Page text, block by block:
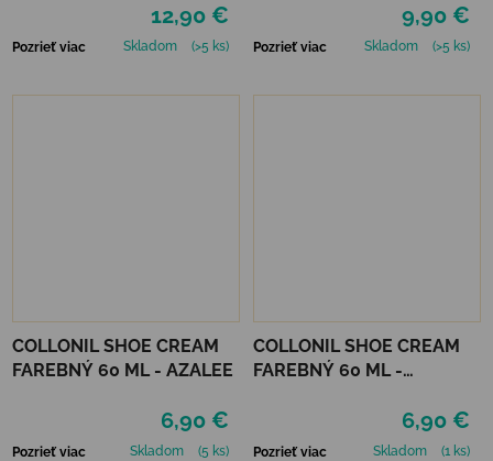
12,90 €
Pozrieť viac Skladom (>5 ks)
9,90 €
Pozrieť viac Skladom (>5 ks)
COLLONIL SHOE CREAM
FAREBNÝ 60 ML - AZALEE
6,90 €
Pozrieť viac Skladom (5 ks)
COLLONIL SHOE CREAM
FAREBNÝ 60 ML -
6,90 €
Pozrieť viac Skladom (1 ks)